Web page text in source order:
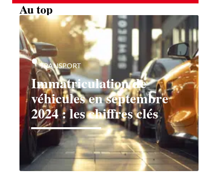
Au top
Immatriculation de
véhicules en septembre
2024 : les chiffres clés
TRANSPORT